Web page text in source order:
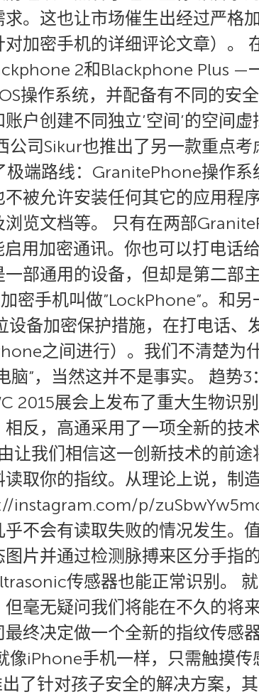
。这也让市场催生出经过严格
加密手机的详细评论文章）。
2和Blackphone Plus —
操作系统，并配备有不同的安
户创建不同独立’空间’的空间
司Sikur也推出了另一款重点
端路线：GranitePhone操作系
被允许安装任何其它的应用程
览文档等。 只有在两部
用加密通讯。你也可以打电话
部通用的设备，但却是第二部
密手机叫做”LockPhone”。和
备加密保护措施，在打电话、
之间进行）。我们不清楚为
脑”，当然这并不是事实。 趋势
2015展会上发布了重大生物识
反，高通采用了一项全新的技
让我们相信这一创新技术的前
取你的指纹。从理论上说，制
instagram.com/p/
不会有读取失败的情况发生。
片并通过检测脉搏来区分手指
传感器也能正常识别。
毫无疑问我们将能在不久的将
终决定做一个全新的指纹传感
像iPhone手机一样，只需触摸
了针对孩子安全的解决方案，